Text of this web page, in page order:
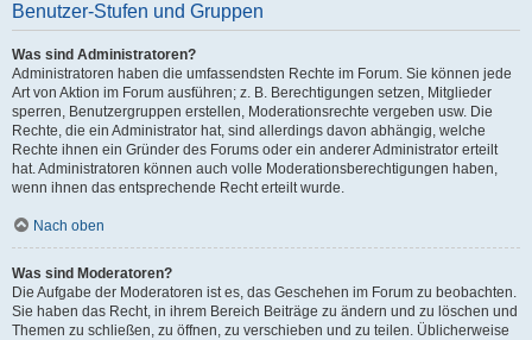
Benutzer-Stufen und Gruppen
Was sind Administratoren?
Administratoren haben die umfassendsten Rechte im Forum. Sie können jede
Art von Aktion im Forum ausführen; z. B. Berechtigungen setzen, Mitglieder
sperren, Benutzergruppen erstellen, Moderationsrechte vergeben usw. Die
Rechte, die ein Administrator hat, sind allerdings davon abhängig, welche
Rechte ihnen ein Gründer des Forums oder ein anderer Administrator erteilt
hat. Administratoren können auch volle Moderationsberechtigungen haben,
wenn ihnen das entsprechende Recht erteilt wurde.
Nach oben
Was sind Moderatoren?
Die Aufgabe der Moderatoren ist es, das Geschehen im Forum zu beobachten.
Sie haben das Recht, in ihrem Bereich Beiträge zu ändern und zu löschen und
Themen zu schließen, zu öffnen, zu verschieben und zu teilen. Üblicherweise